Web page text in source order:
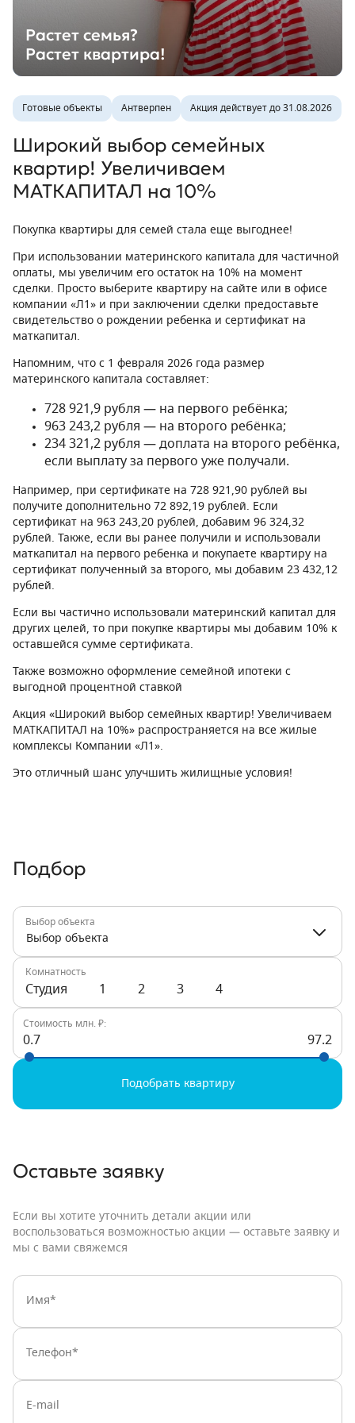
Растет семья?
Растет квартира!
Готовые объекты Антверпен Акция действует до 31.08.2026
Широкий выбор семейных
квартир! Увеличиваем
МАТКАПИТАЛ на 10%
Покупка квартиры для семей стала еще выгоднее!
При использовании материнского капитала для частичной
оплаты, мы увеличим его остаток на 10% на момент
сделки. Просто выберите квартиру на сайте или в офисе
компании «Л1» и при заключении сделки предоставьте
свидетельство о рождении ребенка и сертификат на
маткапитал.
Напомним, что с 1 февраля 2026 года размер
материнского капитала составляет:
728 921,9 рубля — на первого ребёнка;
963 243,2 рубля — на второго ребёнка;
234 321,2 рубля — доплата на второго ребёнка,
если выплату за первого уже получали.
Например, при сертификате на 728 921,90 рублей вы
получите дополнительно 72 892,19 рублей. Если
сертификат на 963 243,20 рублей, добавим 96 324,32
рублей. Также, если вы ранее получили и использовали
маткапитал на первого ребенка и покупаете квартиру на
сертификат полученный за второго, мы добавим 23 432,12
рублей.
Если вы частично использовали материнский капитал для
других целей, то при покупке квартиры мы добавим 10% к
оставшейся сумме сертификата.
Также возможно оформление семейной ипотеки с
выгодной процентной ставкой
Акция «Широкий выбор семейных квартир! Увеличиваем
МАТКАПИТАЛ на 10%» распространяется на все жилые
комплексы Компании «Л1».
Это отличный шанс улучшить жилищные условия!
Подбор
Выбор объекта
Выбор объекта
Комнатность
Студия 1 2 3 4
Стоимость млн. ₽:
0.7 97.2
Подобрать квартиру
Оставьте заявку
Если вы хотите уточнить детали акции или
воспользоваться возможностью акции — оставьте заявку и
мы с вами свяжемся